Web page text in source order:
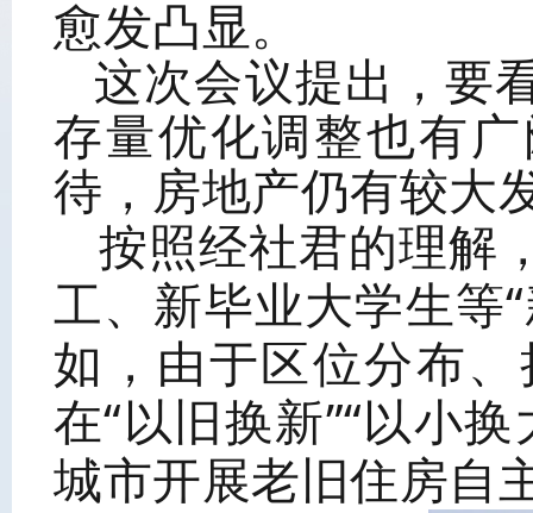
愈发凸显。
这次会议提出，要
存量优化调整也有
待，房地产仍有较大
按照经社君的理解
工、新毕业大学生等
如，由于区位分布
在“以旧换新”“以小
城市开展老旧住房自